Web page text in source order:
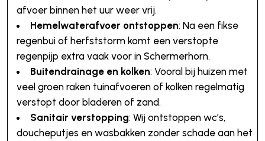
afvoer binnen het uur weer vrij.
Hemelwaterafvoer ontstoppen: Na een fikse
regenbui of herfststorm komt een verstopte
regenpijp extra vaak voor in Schermerhorn.
Buitendrainage en kolken: Vooral bij huizen met
veel groen raken tuinafvoeren of kolken regelmatig
verstopt door bladeren of zand.
Sanitair verstopping: Wij ontstoppen wc’s,
doucheputjes en wasbakken zonder schade aan het